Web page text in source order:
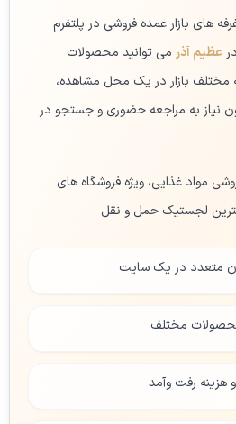
های بازار عمده فروشی در پلتفرم
عظیم آذر می توانید محصولات
مختلف بازار در یک محل مشاهده،
نیاز به مراجعه حضوری و جستجو در
مواد غذایی، ویژه فروشگاه های
لجستیک حمل و نقل
متعدد در یک سایت
مختلف
هزینه رفت وآمد